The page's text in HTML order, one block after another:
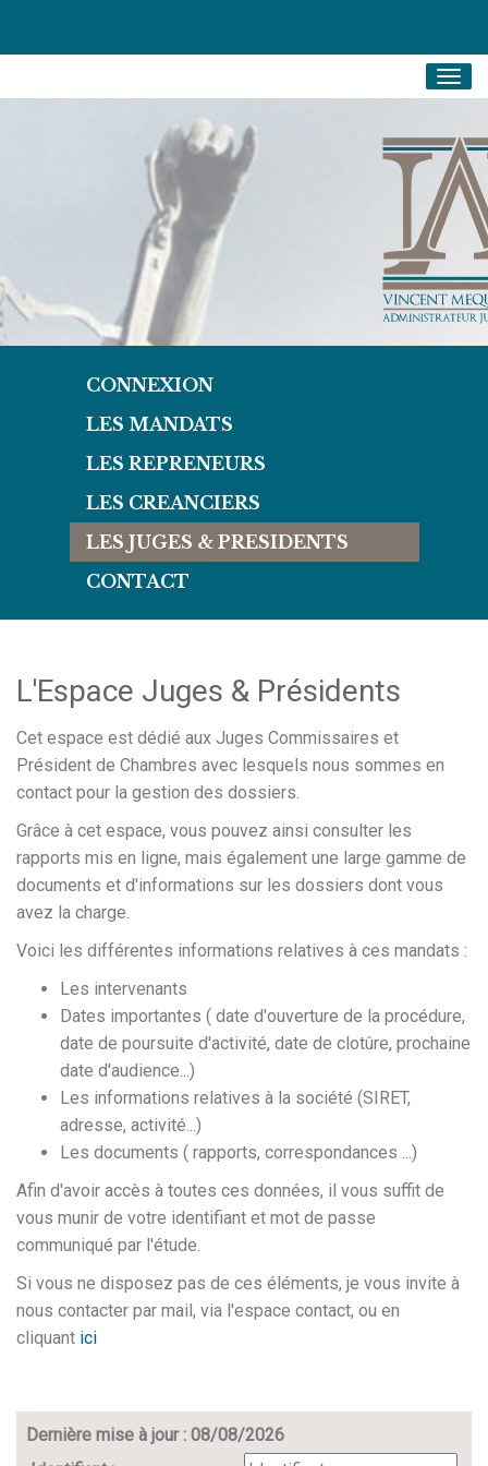
CONNEXION
LES MANDATS
LES REPRENEURS
LES CREANCIERS
LES JUGES & PRESIDENTS
CONTACT
L'Espace Juges & Présidents
Cet espace est dédié aux Juges Commissaires et
Président de Chambres avec lesquels nous sommes en
contact pour la gestion des dossiers.
Grâce à cet espace, vous pouvez ainsi consulter les
rapports mis en ligne, mais également une large gamme de
documents et d'informations sur les dossiers dont vous
avez la charge.
Voici les différentes informations relatives à ces mandats :
Les intervenants
Dates importantes ( date d'ouverture de la procédure,
date de poursuite d'activité, date de clotûre, prochaine
date d'audience...)
Les informations relatives à la société (SIRET,
adresse, activité...)
Les documents ( rapports, correspondances ...)
Afin d'avoir accès à toutes ces données, il vous suffit de
vous munir de votre identifiant et mot de passe
communiqué par l'étude.
Si vous ne disposez pas de ces éléments, je vous invite à
nous contacter par mail, via l'espace contact, ou en
cliquant ici
Dernière mise à jour : 08/08/2026